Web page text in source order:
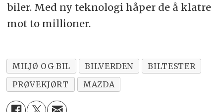
biler. Med ny teknologi håper de å klatre
mot to millioner.
MILJØ OG BIL BILVERDEN
BILTESTER
PRØVEKJØRT
MAZDA